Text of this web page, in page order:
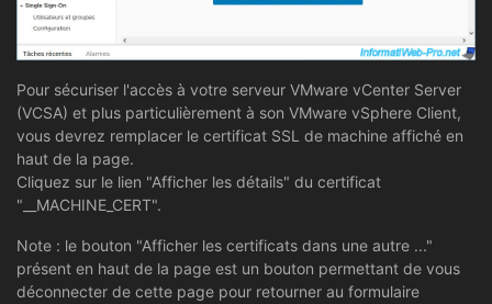
Pour sécuriser l'accès à votre serveur VMware vCenter Server
(VCSA) et plus particulièrement à son VMware vSphere Client,
vous devrez remplacer le certificat SSL de machine affiché en
haut de la page.
Cliquez sur le lien "Afficher les détails" du certificat
"__MACHINE_CERT".
Note : le bouton "Afficher les certificats dans une autre ..."
présent en haut de la page est un bouton permettant de vous
déconnecter de cette page pour retourner au formulaire